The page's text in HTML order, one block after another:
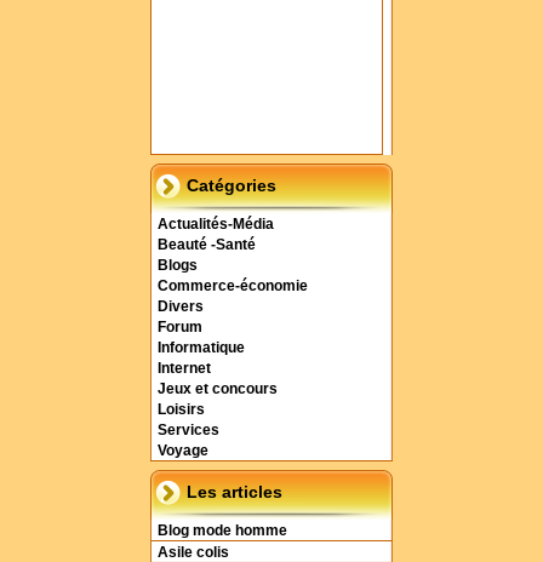
Catégories
Actualités-Média
Beauté -Santé
Blogs
Commerce-économie
Divers
Forum
Informatique
Internet
Jeux et concours
Loisirs
Services
Voyage
Les articles
Blog mode homme
Asile colis